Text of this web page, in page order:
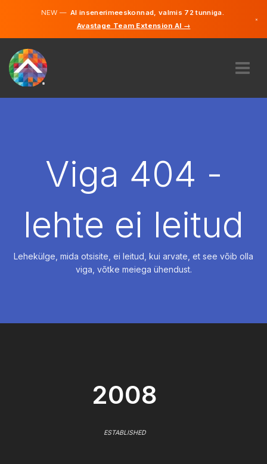
NEW —AI insenerimeeskonnad, valmis 72 tunniga.
Avastage Team Extension AI →
×
PALKAMAViga 404 -
lehte ei leitud
Lehekülge, mida otsisite, ei leitud, kui arvate, et see võib olla
viga, võtke meiega ühendust.
2008
ESTABLISHED